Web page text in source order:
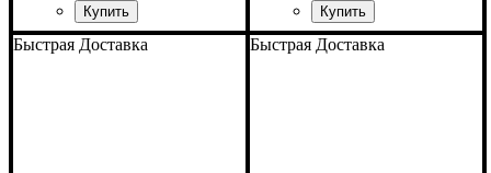
ширина, мм: 98
высота, мм: 89,5
глубина, мм: 45,5 ширина, мм: 166,5
высота, мм: 89,5
глубина, мм: 45,5
Быстрая Доставка Быстрая Доставка